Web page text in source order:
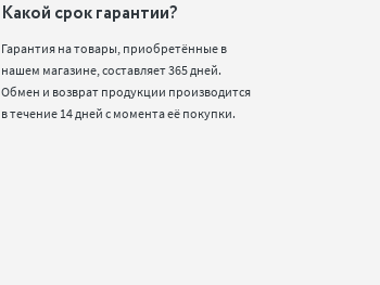
Какой срок гарантии?
Гарантия на товары, приобретённые в
нашем магазине, составляет 365 дней.
Обмен и возврат продукции производится
в течение 14 дней с момента её покупки.